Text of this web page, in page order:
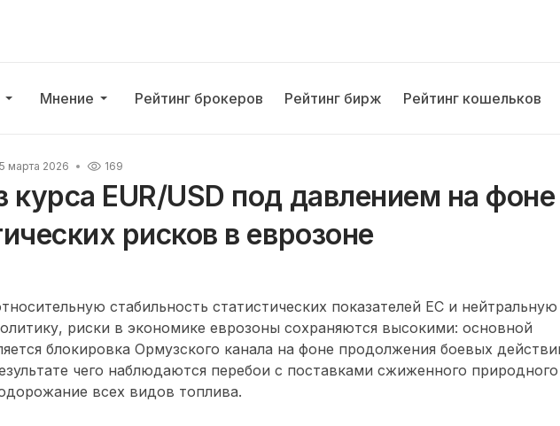
Мнение Рейтинг брокеров Рейтинг бирж Рейтинг кошельков
марта 2026 169
курса EUR/USD под давлением на фоне
рисков в еврозоне
стабильность статистических показателей ЕС и нейтральную
риски в экономике еврозоны сохраняются высокими: основной
блокировка Ормузского канала на фоне продолжения боевых
чего наблюдаются перебои с поставками сжиженного природного
всех видов топлива.